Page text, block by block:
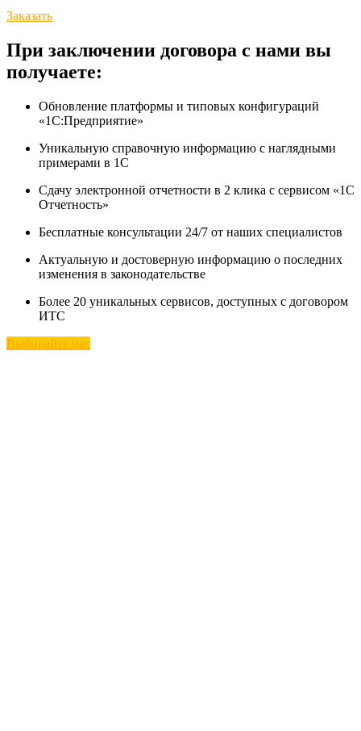
Заказать
При заключении договора с нами вы
получаете:
Обновление платформы и типовых конфигураций
«1С:Предприятие»
Уникальную справочную информацию с наглядными
примерами в 1С
Сдачу электронной отчетности в 2 клика с сервисом «1С
Отчетность»
Бесплатные консультации 24/7 от наших специалистов
Актуальную и достоверную информацию о последних
изменения в законодательстве
Более 20 уникальных сервисов, доступных с договором
ИТС
Выбирайте нас